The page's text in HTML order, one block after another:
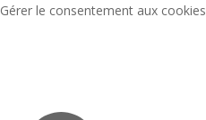
Gérer le consentement aux cookies